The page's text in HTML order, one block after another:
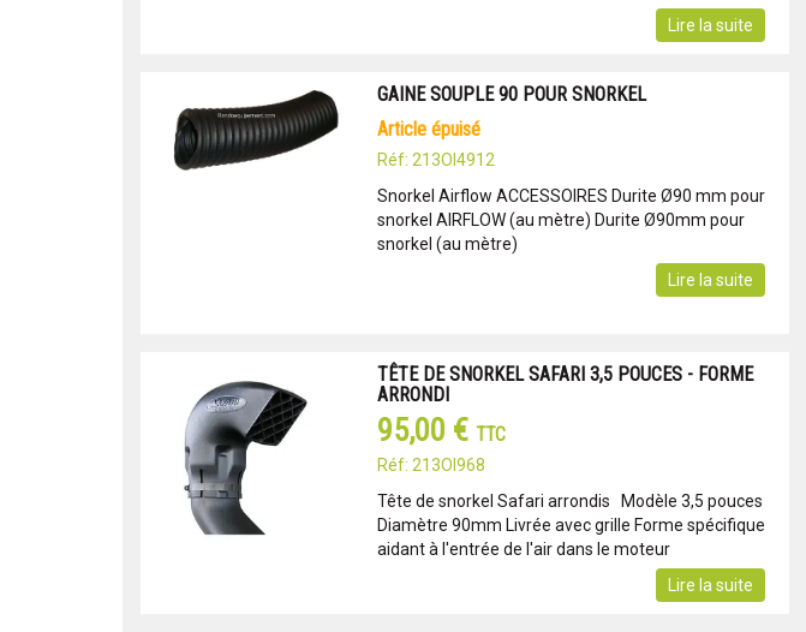
Lire la suite
GAINE SOUPLE 90 POUR SNORKEL
article épuisé
Réf: 213OI4912
Snorkel Airflow ACCESSOIRES Durite Ø90 mm pour
snorkel AIRFLOW (au mètre) Durite Ø90mm pour
snorkel (au mètre)
Lire la suite
TÊTE DE SNORKEL SAFARI 3,5 POUCES - FORME
ARRONDI
95,00 € TTC
Réf: 213OI968
Tête de snorkel Safari arrondis Modèle 3,5 pouces
Diamètre 90mm Livrée avec grille Forme spécifique
aidant à l'entrée de l'air dans le moteur
Lire la suite